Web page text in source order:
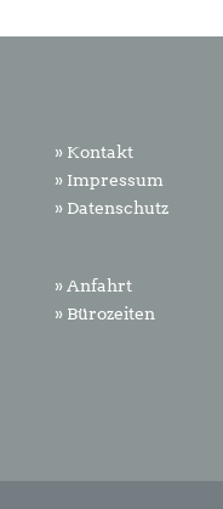
» Kontakt
» Impressum
» Datenschutz
» Anfahrt
» Bürozeiten